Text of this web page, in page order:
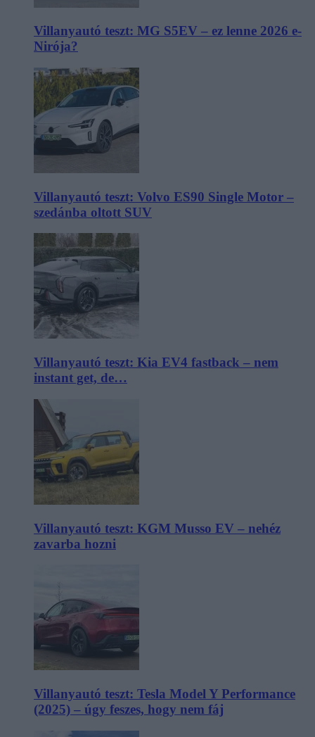
Villanyautó teszt: MG S5EV – ez lenne 2026 e-
Nirója?
Villanyautó teszt: Volvo ES90 Single Motor –
szedánba oltott SUV
Villanyautó teszt: Kia EV4 fastback – nem
instant get, de…
Villanyautó teszt: KGM Musso EV – nehéz
zavarba hozni
Villanyautó teszt: Tesla Model Y Performance
(2025) – úgy feszes, hogy nem fáj